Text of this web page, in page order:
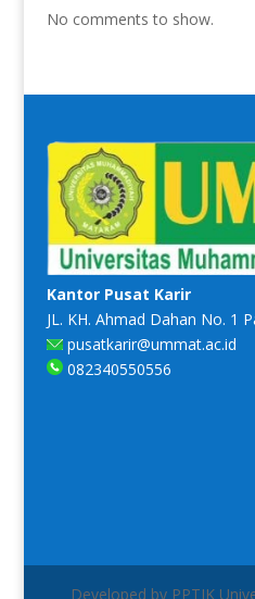
No comments to show.
Kantor Pusat Karir
JL. KH. Ahmad Dahan No. 1
pusatkarir@ummat.ac.id
082340550556
Developed by PPTIK